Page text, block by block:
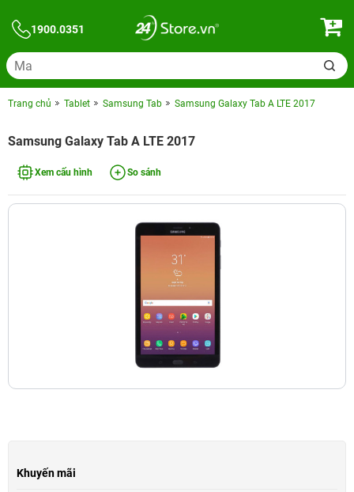
1900.0351
Trang chủ Tablet Samsung Tab Samsung Galaxy Tab A LTE 2017
Samsung Galaxy Tab A LTE 2017
Xem cấu hình So sánh
Khuyến mãi